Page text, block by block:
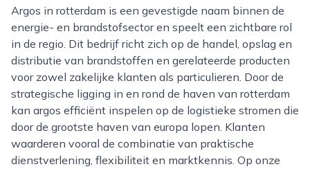
Argos in rotterdam is een gevestigde naam binnen de
energie- en brandstofsector en speelt een zichtbare rol
in de regio. Dit bedrijf richt zich op de handel, opslag en
distributie van brandstoffen en gerelateerde producten
voor zowel zakelijke klanten als particulieren. Door de
strategische ligging in en rond de haven van rotterdam
kan argos efficiënt inspelen op de logistieke stromen die
door de grootste haven van europa lopen. Klanten
waarderen vooral de combinatie van praktische
dienstverlening, flexibiliteit en marktkennis. Op onze